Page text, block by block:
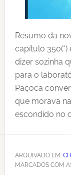
Resumo da
capítulo 350(*)
dizer sozinha
para o
Paçoca
que morava
escondido no
ARQUIVADO EM:
MARCADOS COM